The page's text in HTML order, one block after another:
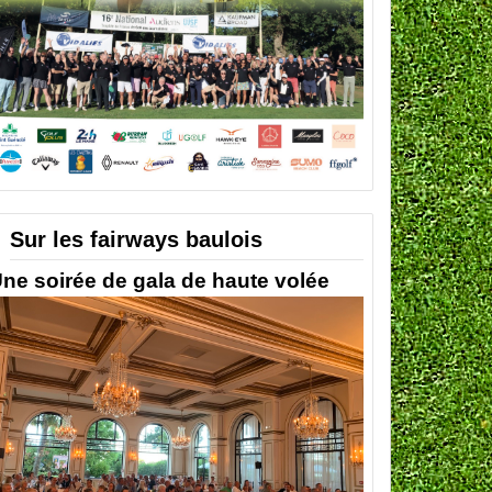
Sur les fairways baulois
soirée de gala de haute volée